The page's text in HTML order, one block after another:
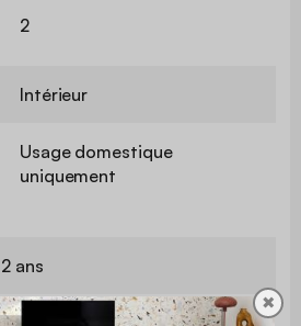
2
Intérieur
Usage domestique
uniquement
2 ans
✖